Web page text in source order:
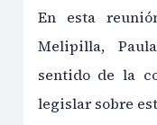
En esta
Melipilla,
sentido de la
legislar sobre